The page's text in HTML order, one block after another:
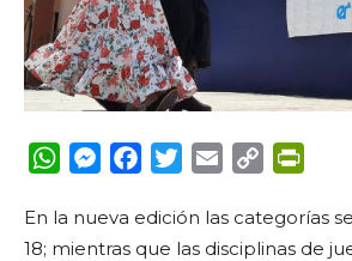
WhatsApp
Messenger
FacebookTwitterEmail Copy
En la nueva edición las categorías
18; mientras que las disciplinas de